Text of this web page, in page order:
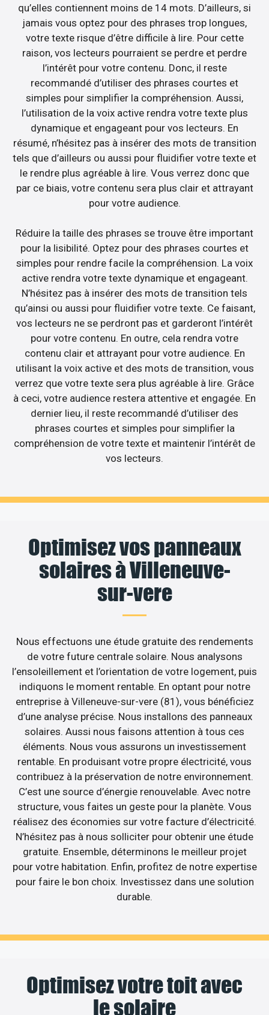
qu’elles contiennent moins de 14 mots. D’ailleurs, si
jamais vous optez pour des phrases trop longues,
votre texte risque d’être difficile à lire. Pour cette
raison, vos lecteurs pourraient se perdre et perdre
l’intérêt pour votre contenu. Donc, il reste
recommandé d’utiliser des phrases courtes et
simples pour simplifier la compréhension. Aussi,
l’utilisation de la voix active rendra votre texte plus
dynamique et engageant pour vos lecteurs. En
résumé, n’hésitez pas à insérer des mots de transition
tels que d’ailleurs ou aussi pour fluidifier votre texte et
le rendre plus agréable à lire. Vous verrez donc que
par ce biais, votre contenu sera plus clair et attrayant
pour votre audience.
Réduire la taille des phrases se trouve être important
pour la lisibilité. Optez pour des phrases courtes et
simples pour rendre facile la compréhension. La voix
active rendra votre texte dynamique et engageant.
N’hésitez pas à insérer des mots de transition tels
qu’ainsi ou aussi pour fluidifier votre texte. Ce faisant,
vos lecteurs ne se perdront pas et garderont l’intérêt
pour votre contenu. En outre, cela rendra votre
contenu clair et attrayant pour votre audience. En
utilisant la voix active et des mots de transition, vous
verrez que votre texte sera plus agréable à lire. Grâce
à ceci, votre audience restera attentive et engagée. En
dernier lieu, il reste recommandé d’utiliser des
phrases courtes et simples pour simplifier la
compréhension de votre texte et maintenir l’intérêt de
vos lecteurs.
Optimisez vos panneaux
solaires à Villeneuve-
sur-vere
Nous effectuons une étude gratuite des rendements
de votre future centrale solaire. Nous analysons
l’ensoleillement et l’orientation de votre logement, puis
indiquons le moment rentable. En optant pour notre
entreprise à Villeneuve-sur-vere (81), vous bénéficiez
d’une analyse précise. Nous installons des panneaux
solaires. Aussi nous faisons attention à tous ces
éléments. Nous vous assurons un investissement
rentable. En produisant votre propre électricité, vous
contribuez à la préservation de notre environnement.
C’est une source d’énergie renouvelable. Avec notre
structure, vous faites un geste pour la planète. Vous
réalisez des économies sur votre facture d’électricité.
N’hésitez pas à nous solliciter pour obtenir une étude
gratuite. Ensemble, déterminons le meilleur projet
pour votre habitation. Enfin, profitez de notre expertise
pour faire le bon choix. Investissez dans une solution
durable.
Optimisez votre toit avec
le solaire